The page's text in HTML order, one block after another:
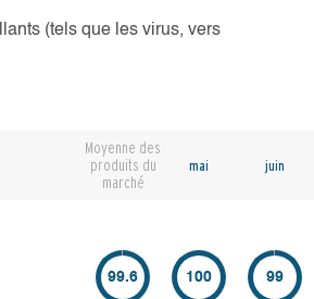
(tels que les virus, vers
Moyenne des
produits du
marché
mai juin
99.6 100 99